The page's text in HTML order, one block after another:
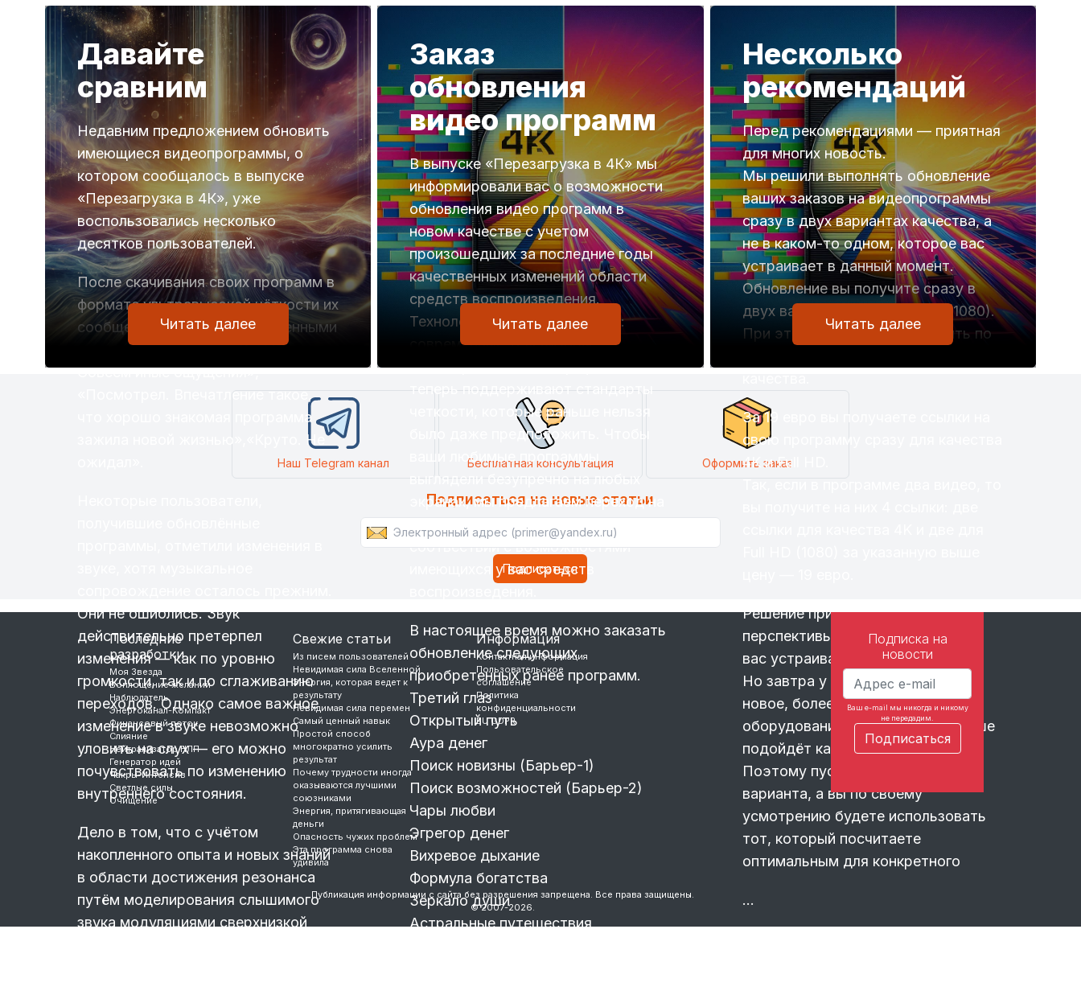
Давайте
сравним
Недавним предложением обновить
имеющиеся видеопрограммы, о
котором сообщалось в выпуске
«Перезагрузка в 4К», уже
воспользовались несколько
десятков пользователей.
После скачивания своих программ в
формате ультравысокой чёткости их
сообщения пестрят восторженными
отзывами, например: «Классно.
Совсем иные ощущения»,
«Посмотрел. Впечатление такое,
что хорошо знакомая программа
зажила новой жизнью»,«Круто. Не
Они не ошиблись. Звук
действительно претерпел
изменения — как по уровню
громкости, так и по сглаживанию
переходов. Однако самое важное
изменение в звуке невозможно
уловить на слух — его можно
почувствовать по изменению
внутреннего состояния.
Дело в том, что с учётом
накопленного опыта и новых знаний
в области достижения резонанса
путём моделирования слышимого
звука модуляциями сверхнизкой
Читать далее
Заказ
обновления
видео программ
В выпуске «Перезагрузка в 4К» мы
информировали вас о возможности
обновления видео программ в
новом качестве с учетом
произошедших за последние годы
качественных изменений области
средств воспроизведения.
Технологии не стоят на месте:
современные телевизоры,
мониторы и даже смартфоны
теперь поддерживают стандарты
четкости, которые раньше нельзя
было даже предположить. Чтобы
ваши любимые программы
выглядели безупречно на любых
экранах, мы предлагаем переход на
новое качество видео в
соотвествии с возможностями
имеющихся у вас средств
В настоящее время можно заказать
обновление следующих
приобретенных ранее программ.
Третий глаз
Открытый путь
Аура денег
Поиск новизны (Барьер-1)
Поиск возможностей (Барьер-2)
Чары любви
Эгрегор денег
Вихревое дыхание
Формула богатства
Зеркало души
Астральные путешествия
Читать далее
Несколько
рекомендаций
Перед рекомендациями — приятная
для многих новость.
Мы решили выполнять обновление
ваших заказов на видеопрограммы
сразу в двух вариантах качества, а
не в каком-то одном, которое вас
устраивает в данный момент.
Обновление вы получите сразу в
двух вариантах: 4K и Full HD (1080).
При этом вам не нужно платить по
За 19 евро вы получаете ссылки на
свою программу сразу для качества
4K и Full HD.
Так, если в программе два видео, то
Решение принято с учётом
перспективы. Сегодня, к примеру,
вас устраивает качество Full HD.
Но завтра у вас может появиться
новое, более современное
оборудование, для которого лучше
подойдёт качество 4K.
Поэтому пусть у вас будут оба
варианта, а вы по своему
усмотрению будете использовать
тот, который посчитаете
оптимальным для конкретного
…
Читать далее
Наш Telegram канал Бесплатная консультация Оформить заказ
Подписаться на новые статьи
Последние
разработки
Моя Звезда
Воплощение желаний
Наблюдатель
Энергоканал-Компакт
Финансовый поток
Слияние
Нейтрализатор НЛП
Генератор идей
Чакры-Интенсив
Светлые силы
Очищение
Свежие статьи
Из писем пользователей
Невидимая сила Вселенной
Энергия, которая ведет к
результату
Невидимая сила перемен
Самый ценный навык
Простой способ
многократно усилить
результат
Почему трудности иногда
оказываются лучшими
союзниками
Энергия, притягивающая
деньги
Опасность чужих проблем
Эта программа снова
удивила
Информация
Контактная информация
Пользовательское
соглашение
Политика
конфиденциальности
EU GDPR
Подписка на
новости
Ваш e-mail мы никогда и никому
не передадим.
Публикация информации с сайта без разрешения запрещена. Все права защищены.
© 2007-2026.